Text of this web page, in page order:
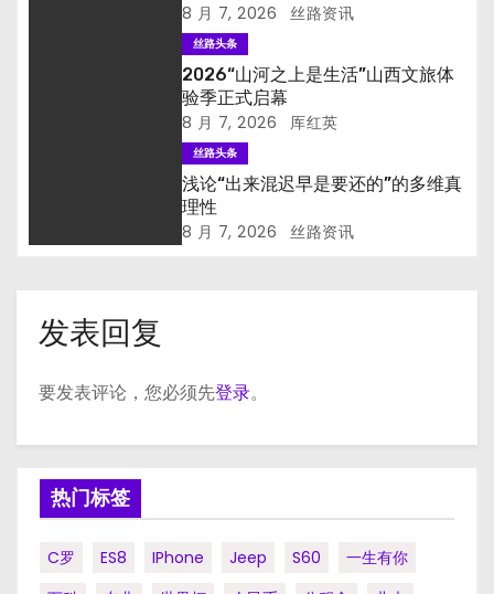
8 月 7, 2026 丝路资讯
丝路头条
2026“山河之上是生活”山西文旅体
验季正式启幕
8 月 7, 2026 厍红英
丝路头条
浅论“出来混迟早是要还的”的多维真
理性
8 月 7, 2026 丝路资讯
发表回复
要发表评论，您必须先登录。
热门标签
C罗 ES8 IPhone Jeep S60
一生有你